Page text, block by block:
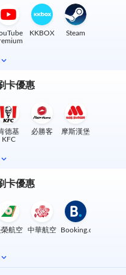
KKBOX Steam
卡優惠
德基
KFC
必勝客 摩斯漢堡
卡優惠
航空 中華航空 Booking.com